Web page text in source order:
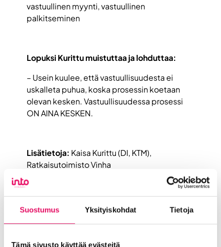
Suostumus Yksityiskohdat Tietoja
Tämä sivusto käyttää evästeitä
vastuullinen myynti, vastuullinen
palkitseminen
Lopuksi Kurittu muistuttaa ja lohduttaa:
– Usein kuulee, että vastuullisuudesta ei
uskalleta puhua, koska prosessin koetaan
olevan kesken. Vastuullisuudessa prosessi
ON AINA KESKEN.
Lisätietoja: Kaisa Kurittu (DI, KTM),
Ratkaisutoimisto Vinha
vastuullisuusraportoinnista, olennaisten
asioiden pohtimisesta ja kehitysideoiden
tuottamisesta.
Kokenut kouluttaja ja sparraaja